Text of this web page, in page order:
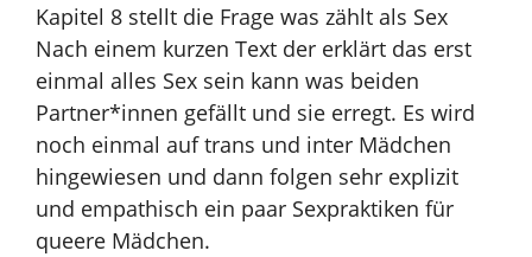
Kapitel 8 stellt die Frage was zählt als Sex
Nach einem kurzen Text der erklärt das erst
einmal alles Sex sein kann was beiden
Partner*innen gefällt und sie erregt. Es wird
noch einmal auf trans und inter Mädchen
hingewiesen und dann folgen sehr explizit
und empathisch ein paar Sexpraktiken für
queere Mädchen.